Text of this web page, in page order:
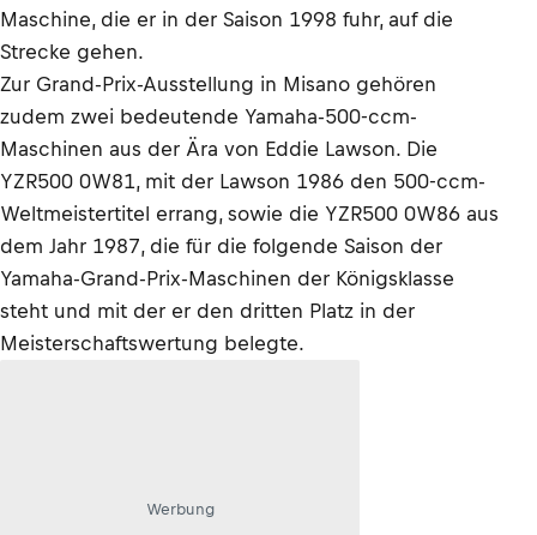
Maschine, die er in der Saison 1998 fuhr, auf die
Strecke gehen.
Zur Grand-Prix-Ausstellung in Misano gehören
zudem zwei bedeutende Yamaha-500-ccm-
Maschinen aus der Ära von Eddie Lawson. Die
YZR500 0W81, mit der Lawson 1986 den 500-ccm-
Weltmeistertitel errang, sowie die YZR500 0W86 aus
dem Jahr 1987, die für die folgende Saison der
Yamaha-Grand-Prix-Maschinen der Königsklasse
steht und mit der er den dritten Platz in der
Meisterschaftswertung belegte.
Werbung